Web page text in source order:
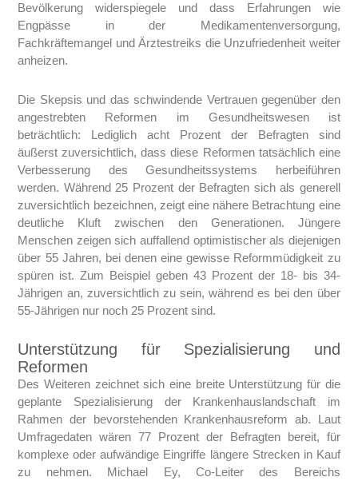
Bevölkerung widerspiegele und dass Erfahrungen wie
Engpässe in der Medikamentenversorgung,
Fachkräftemangel und Ärztestreiks die Unzufriedenheit weiter
anheizen.
Die Skepsis und das schwindende Vertrauen gegenüber den
angestrebten Reformen im Gesundheitswesen ist
beträchtlich: Lediglich acht Prozent der Befragten sind
äußerst zuversichtlich, dass diese Reformen tatsächlich eine
Verbesserung des Gesundheitssystems herbeiführen
werden. Während 25 Prozent der Befragten sich als generell
zuversichtlich bezeichnen, zeigt eine nähere Betrachtung eine
deutliche Kluft zwischen den Generationen. Jüngere
Menschen zeigen sich auffallend optimistischer als diejenigen
über 55 Jahren, bei denen eine gewisse Reformmüdigkeit zu
spüren ist. Zum Beispiel geben 43 Prozent der 18- bis 34-
Jährigen an, zuversichtlich zu sein, während es bei den über
55-Jährigen nur noch 25 Prozent sind.
Unterstützung für Spezialisierung und
Reformen
Des Weiteren zeichnet sich eine breite Unterstützung für die
geplante Spezialisierung der Krankenhauslandschaft im
Rahmen der bevorstehenden Krankenhausreform ab. Laut
Umfragedaten wären 77 Prozent der Befragten bereit, für
komplexe oder aufwändige Eingriffe längere Strecken in Kauf
zu nehmen. Michael Ey, Co-Leiter des Bereichs